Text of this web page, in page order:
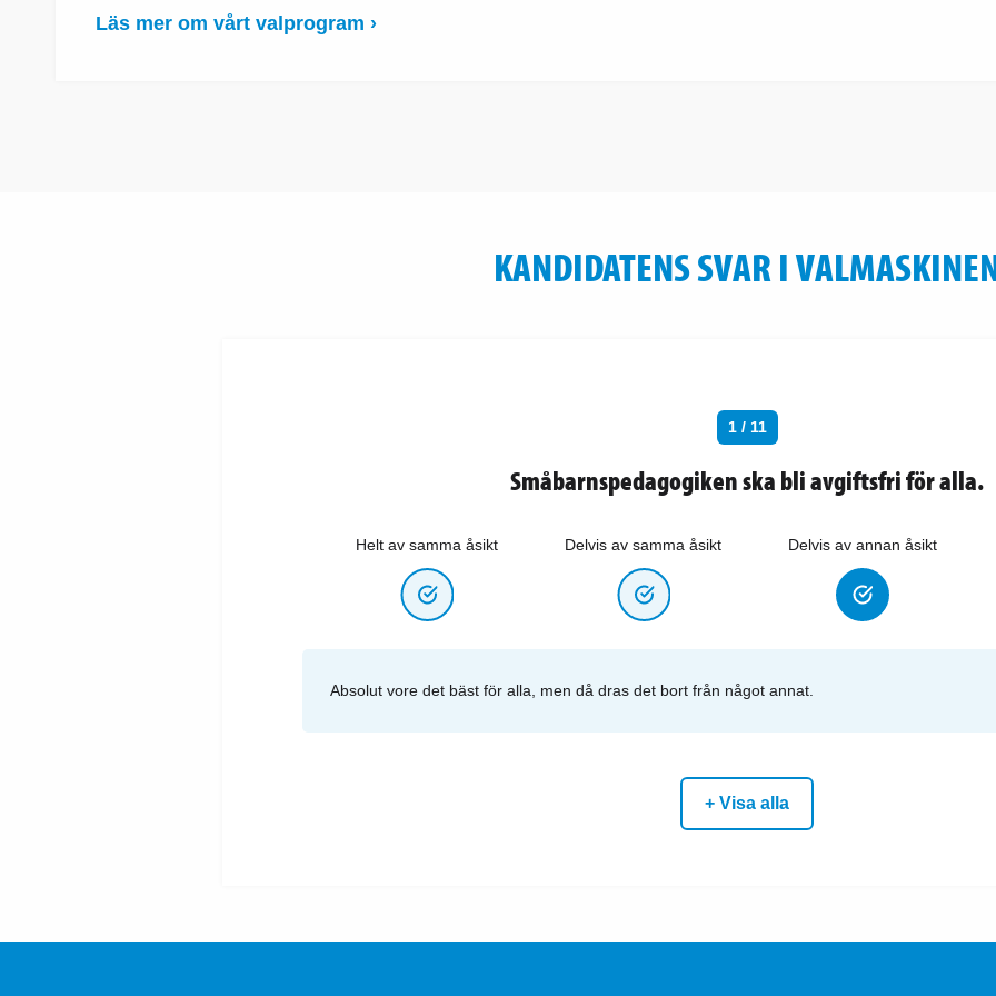
Läs mer om vårt valprogram ›
KANDIDATENS SVAR I
1 / 11
Småbarnspedagogiken ska bli avgiftsfri för alla.
Helt av samma åsikt Delvis av samma åsikt Delvis av annan åsikt
Absolut vore det bäst för alla, men då dras det bort från något annat.
+ Visa alla